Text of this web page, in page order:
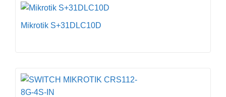
Mikrotik S+31DLC10D